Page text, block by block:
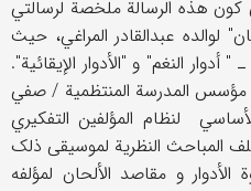
کون هذه الرسالة ملخصة لرسالتي
لوالده عبدالقادر المراغي، حیث
النغم" و "الأدوار الإیقائیة".
مؤسس المدرسة المنتظمیة / صفي
لنظام المؤلفین التفکیري
المباحث النظریة لموسیقی ذلک
الأدوار و مقاصد الألحان لمؤلفه